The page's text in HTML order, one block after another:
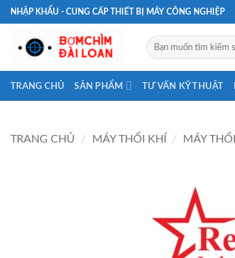
Bỏ
qua
NHẬP KHẨU - CUNG CẤP THIẾT BỊ MÁY CÔNG NGHIỆP
Tìm
kiếm:
TRANG CHỦ SẢN PHẨM TƯ VẤN KỸ THUẬT
TRANG CHỦ / MÁY THỔI KHÍ / MÁY